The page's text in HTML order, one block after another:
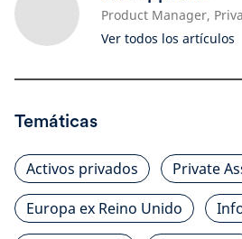
Product Manager,
Ver todos los artículos
Temáticas
Activos privados
Private
Europa ex Reino Unido